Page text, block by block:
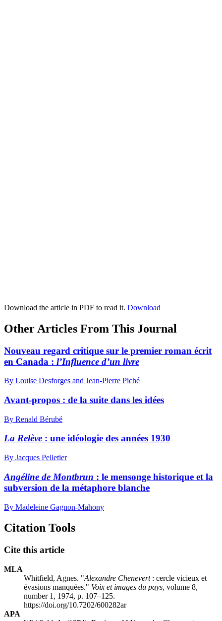
Download the article in PDF to read it. Download
Other Articles From This Journal
Nouveau regard critique sur le premier roman écrit
en Canada : l’Influence d’un livre
By Louise Desforges and Jean-Pierre Piché
Avant-propos : de la suite dans les idées
By Renald Bérubé
La Relève : une idéologie des années 1930
By Jacques Pelletier
Angéline de Montbrun : le mensonge historique et la
subversion de la métaphore blanche
By Madeleine Gagnon-Mahony
Citation Tools
Cite this article
MLA
Whitfield, Agnes. "Alexandre Chenevert: cercle vicieux et
évasions manquées." Voix et images du pays, volume 8,
number 1, 1974, p. 107–125.
https://doi.org/10.7202/600282ar
APA